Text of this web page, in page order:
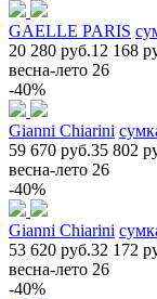
GAELLE PARIS
20 280 руб.12 168
весна-лето 26
-40%
Gianni Chiarini
59 670 руб.35 802
весна-лето 26
-40%
Gianni Chiarini
53 620 руб.32 172
весна-лето 26
-40%